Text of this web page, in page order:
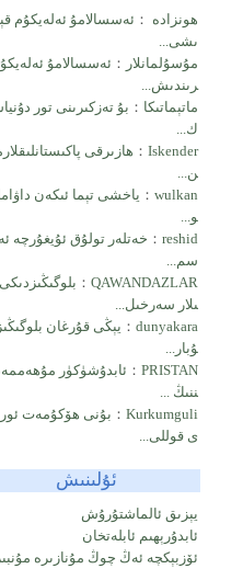
ھونزادە ： ئەسسالامۇ ئەلەيكۇم
ىشى...
مۇسۇلمانلار
： ئەسسالامۇ
رىندىش...
ماتېماتىكا ： بۇ تەزكىرىنى تور
ك...
Iskender
： ھازىرقى
ن...
wulkan
： ياخشى تېما ئىكەن
و...
reshid
： خەتلەر تولۇق ئۇيغۇرچە
سم...
QAWANDAZLAR
：
ىلار سەرخىل...
dunyakara
： يېڭى قۇرغان
ۇبار...
PRISTAN
： ئابدۇشۈكۈر
ننىڭ ...
Kurkumguli
： بۇنى ھۆكۇمەت
ى قوللى...
ئۇلىنىش
يېزىق ئالماشتۇرۇش
ئابدۇرېھىم ئابلەتخان
ئۆزبېكچە ئەڭ چوڭ مۇنازىرە